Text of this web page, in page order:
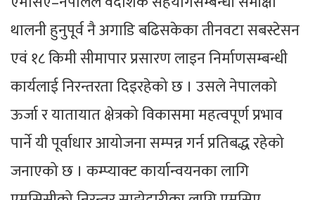
थालनी हुनुपूर्व नै अगाडि बढिसकेका तीनवटा सबस्टेसन
एवं १८ किमी सीमापार प्रसारण लाइन निर्माणसम्बन्धी
कार्यलाई निरन्तरता दिइरहेको छ । उसले नेपालको
ऊर्जा र यातायात क्षेत्रको विकासमा महत्वपूर्ण प्रभाव
पार्ने यी पूर्वाधार आयोजना सम्पन्न गर्न प्रतिबद्ध रहेको
जनाएको छ । कम्प्याक्ट कार्यान्वयनका लागि